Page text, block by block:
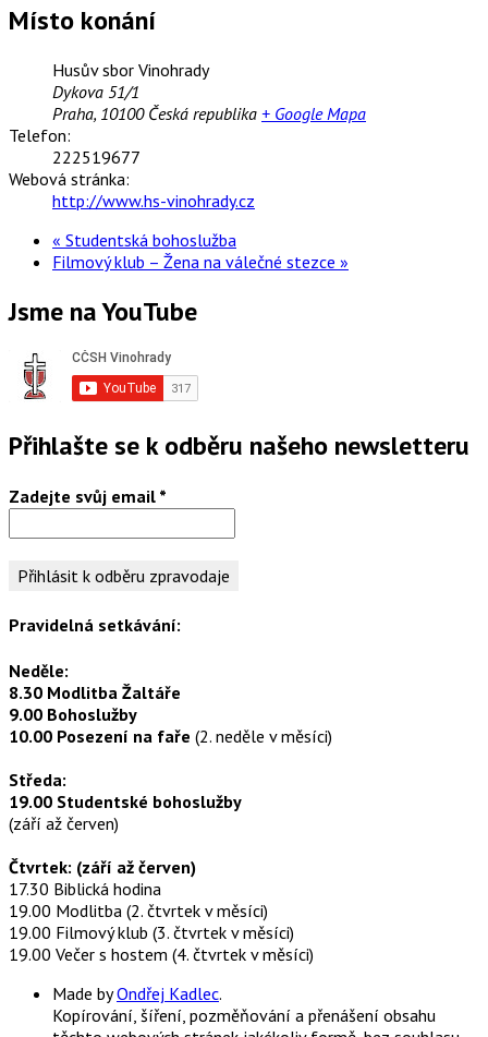
Místo konání
Husův sbor Vinohrady
Dykova 51/1
Praha, 10100 Česká republika + Google Mapa
Telefon:
222519677
Webová stránka:
http://www.hs-vinohrady.cz
« Studentská bohoslužba
Filmový klub – Žena na válečné stezce »
Jsme na YouTube
Přihlašte se k odběru našeho newsletteru
Zadejte svůj email *
Pravidelná setkávání:
Neděle:
8.30 Modlitba Žaltáře
9.00 Bohoslužby
10.00 Posezení na faře (2. neděle v měsíci)
Středa:
19.00 Studentské bohoslužby
(září až červen)
Čtvrtek: (září až červen)
17.30 Biblická hodina
19.00 Modlitba (2. čtvrtek v měsíci)
19.00 Filmový klub (3. čtvrtek v měsíci)
19.00 Večer s hostem (4. čtvrtek v měsíci)
Made byOndřej Kadlec.
Kopírování, šíření, pozměňování a přenášení obsahu